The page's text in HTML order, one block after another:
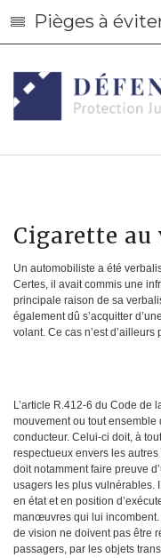
Pièges à
Cigarette
Un automobiliste a été
Certes, il avait commis une
principale raison de sa
également dû s’acquitter
volant. Ce cas n’est d’ailleurs
L’article R.412-6 du Code de
mouvement ou tout
conducteur. Celui-ci doit, à
respectueux envers les autres
doit notamment faire preuve
usagers les plus vulnérables.
en état et en position
manœuvres qui lui
de vision ne doivent pas être
passagers, par les objets